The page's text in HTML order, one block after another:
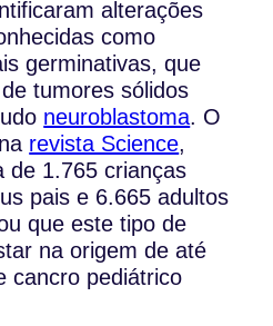
alterações
como
germinativas, que
tumores sólidos
neuroblastoma. O
revista Science,
de 1.765 crianças
pais e 6.665 adultos
que este tipo de
na origem de até
cancro pediátrico